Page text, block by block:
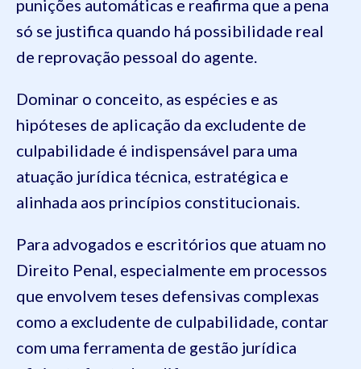
punições automáticas e reafirma que a pena
só se justifica quando há possibilidade real
de reprovação pessoal do agente.
Dominar o conceito, as espécies e as
hipóteses de aplicação da excludente de
culpabilidade é indispensável para uma
atuação jurídica técnica, estratégica e
alinhada aos princípios constitucionais.
Para advogados e escritórios que atuam no
Direito Penal, especialmente em processos
que envolvem teses defensivas complexas
como a excludente de culpabilidade, contar
com uma ferramenta de gestão jurídica